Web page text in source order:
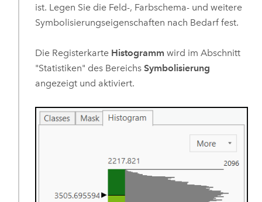
ist. Legen Sie die Feld-, Farbschema- und weitere
Symbolisierungseigenschaften nach Bedarf fest.
Die Registerkarte Histogrammwird im Abschnitt
"Statistiken" des Bereichs Symbolisierung
angezeigt und aktiviert.